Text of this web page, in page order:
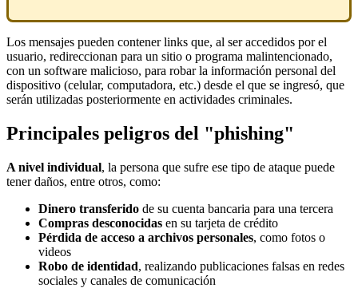
Los mensajes pueden contener links que, al ser accedidos por el
usuario, redireccionan para un sitio o programa malintencionado,
con un software malicioso, para robar la información personal del
dispositivo (celular, computadora, etc.) desde el que se ingresó, que
serán utilizadas posteriormente en actividades criminales.
Principales peligros del "phishing"
A nivel individual, la persona que sufre ese tipo de ataque puede
tener daños, entre otros, como:
Dinero transferido de su cuenta bancaria para una tercera
Compras desconocidas en su tarjeta de crédito
Pérdida de acceso a archivos personales, como fotos o
videos
Robo de identidad, realizando publicaciones falsas en redes
sociales y canales de comunicación